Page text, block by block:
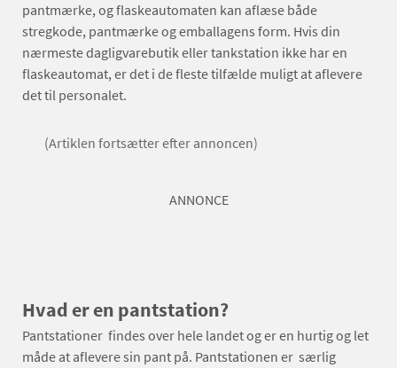
pantmærke, og flaskeautomaten kan aflæse både
stregkode, pantmærke og emballagens form. Hvis din
nærmeste dagligvarebutik eller tankstation ikke har en
flaskeautomat, er det i de fleste tilfælde muligt at aflevere
det til personalet.
(Artiklen fortsætter efter annoncen)
ANNONCE
Hvad er en pantstation?
Pantstationer findes over hele landet og er en hurtig og let
måde at aflevere sin pant på. Pantstationen er særlig